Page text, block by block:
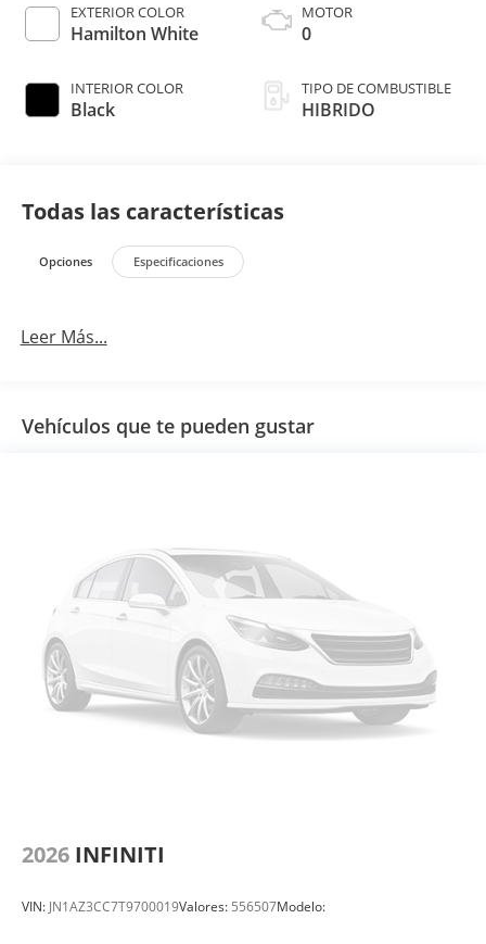
EXTERIOR COLOR
Hamilton White
INTERIOR COLOR
Black
MOTOR
0
TIPO DE COMBUSTIBLE
HIBRIDO
Todas las características
Opciones Especificaciones
Leer Más...
Vehículos que te pueden gustar
2026 INFINITI
VIN: JN1AZ3CC7T9700019Valores: 556507Modelo: